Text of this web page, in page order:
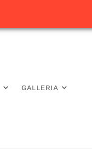
GALLERIA